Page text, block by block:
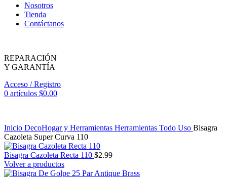
Nosotros
Tienda
Contáctanos
REPARACIÓN
Y GARANTÍA
Acceso / Registro
0 artículos $0.00
Inicio DecoHogar y Herramientas Herramientas Todo Uso Bisagra
Cazoleta Super Curva 110
Bisagra Cazoleta Recta 110 $2.99
Volver a productos